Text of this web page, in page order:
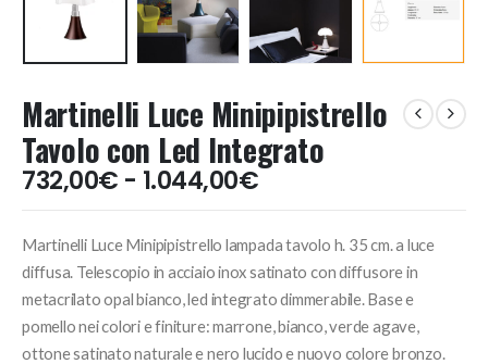
Martinelli Luce Minipipistrello
Tavolo con Led Integrato
732,00€ - 1.044,00€Fascia
di
da
732,00€
a
1.044,00€
Martinelli Luce Minipipistrello lampada tavolo h. 35 cm. a luce
diffusa. Telescopio in acciaio inox satinato con diffusore in
metacrilato opal bianco, led integrato dimmerabile. Base e
pomello nei colori e finiture: marrone, bianco, verde agave,
ottone satinato naturale e nero lucido e nuovo colore bronzo.